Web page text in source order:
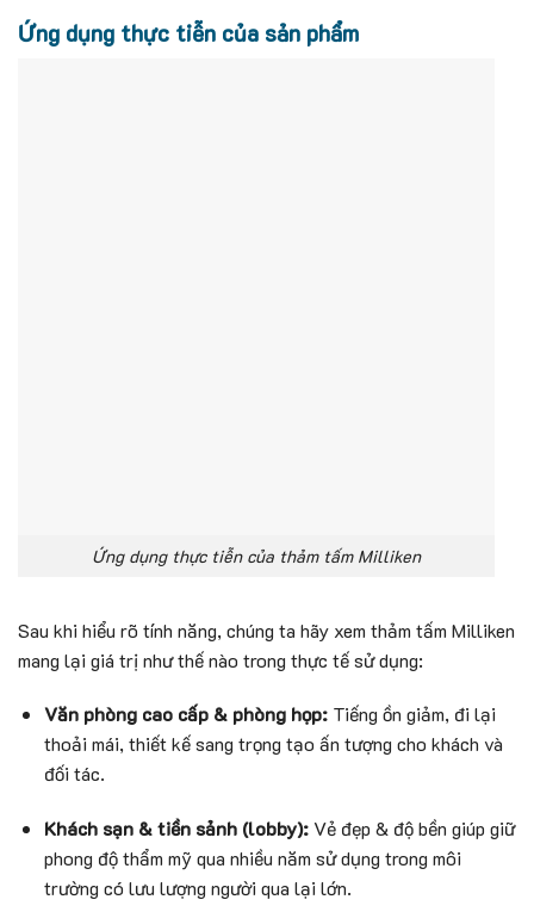
Ứng dụng thực tiễn của sản phẩm
Ứng dụng thực tiễn của thảm tấm Milliken
Sau khi hiểu rõ tính năng, chúng ta hãy xem thảm tấm Milliken
mang lại giá trị như thế nào trong thực tế sử dụng:
Văn phòng cao cấp & phòng họp: Tiếng ồn giảm, đi lại
thoải mái, thiết kế sang trọng tạo ấn tượng cho khách và
đối tác.
Khách sạn & tiền sảnh (lobby):Vẻ đẹp & độ bền giúp giữ
phong độ thẩm mỹ qua nhiều năm sử dụng trong môi
trường có lưu lượng người qua lại lớn.